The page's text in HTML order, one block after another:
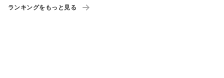
ランキングをもっと見る